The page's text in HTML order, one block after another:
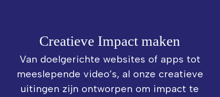
Creatieve Impact maken
Van doelgerichte websites of apps tot
meeslepende video’s, al onze creatieve
uitingen zijn ontworpen om impact te